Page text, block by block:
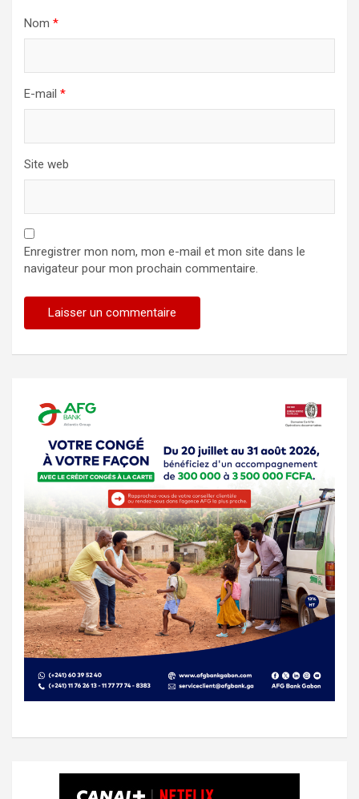
Nom *
E-mail *
Site web
Enregistrer mon nom, mon e-mail et mon site dans le
navigateur pour mon prochain commentaire.